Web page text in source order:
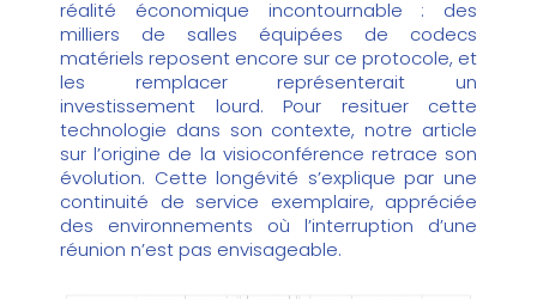
réalité économique incontournable : des
milliers de salles équipées de codecs
matériels reposent encore sur ce protocole, et
les remplacer représenterait un
investissement lourd. Pour resituer cette
technologie dans son contexte, notre article
sur l’origine de la visioconférence retrace son
évolution. Cette longévité s’explique par une
continuité de service exemplaire, appréciée
des environnements où l’interruption d’une
réunion n’est pas envisageable.